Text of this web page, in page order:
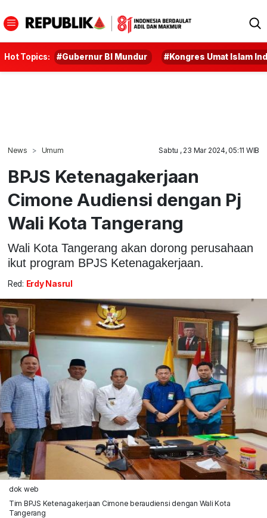
Hot Topics: #Gubernur BI Mundur #Kongres Umat Islam
News Umum Sabtu , 23 Mar 2024, 05:11 WIB
BPJS Ketenagakerjaan
Cimone Audiensi dengan Pj
Wali Kota Tangerang
Wali Kota Tangerang akan dorong perusahaan
ikut program BPJS Ketenagakerjaan.
Red: Erdy Nasrul
dok web
Tim BPJS Ketenagakerjaan Cimone beraudiensi dengan Wali Kota
Tangerang